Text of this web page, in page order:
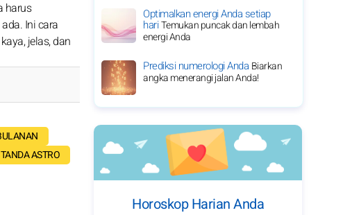
harus
Ini cara
jelas, dan
TANDA ASTRO
Optimalkan energi Anda setiap
hariTemukan puncak dan lembah
energi Anda
Prediksi numerologi Anda Biarkan
angka menerangi jalan Anda!
Horoskop Harian Anda